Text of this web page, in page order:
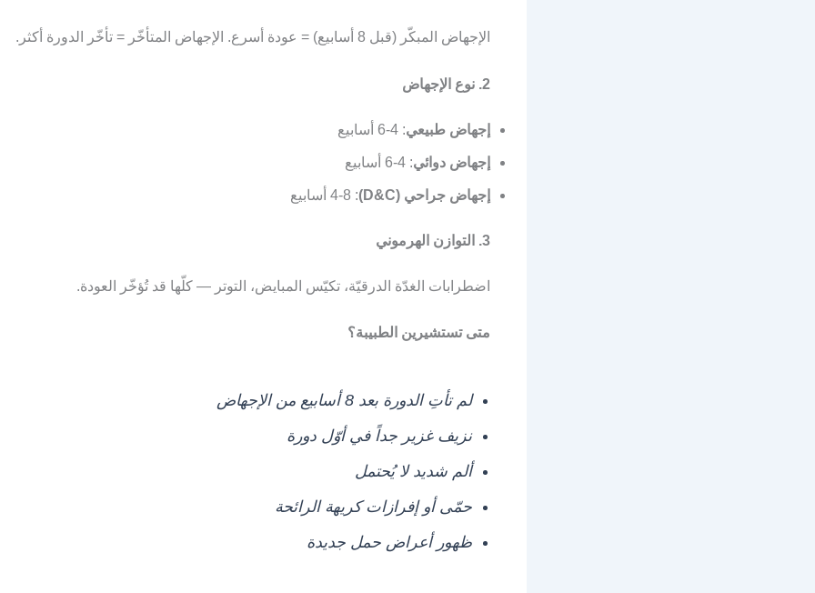
الإجهاض المبكّر (قبل 8 أسابيع) = عودة أسرع. الإجهاض المتأخّر = تأخّر الدورة أكثر.
2. نوع الإجهاض
إجهاض طبيعي: 4-6 أسابيع
إجهاض دوائي: 4-6 أسابيع
إجهاض جراحي (D&C) : 4-8 أسابيع
3. التوازن الهرموني
اضطرابات الغدّة الدرقيّة، تكيّس المبايض، التوتر — كلّها قد تُؤخّر العودة.
متى تستشيرين الطبيبة؟
لم تأتِ الدورة بعد 8 أسابيع من الإجهاض
نزيف غزير جداً في أوّل دورة
ألم شديد لا يُحتمل
حمّى أو إفرازات كريهة الرائحة
ظهور أعراض حمل جديدة